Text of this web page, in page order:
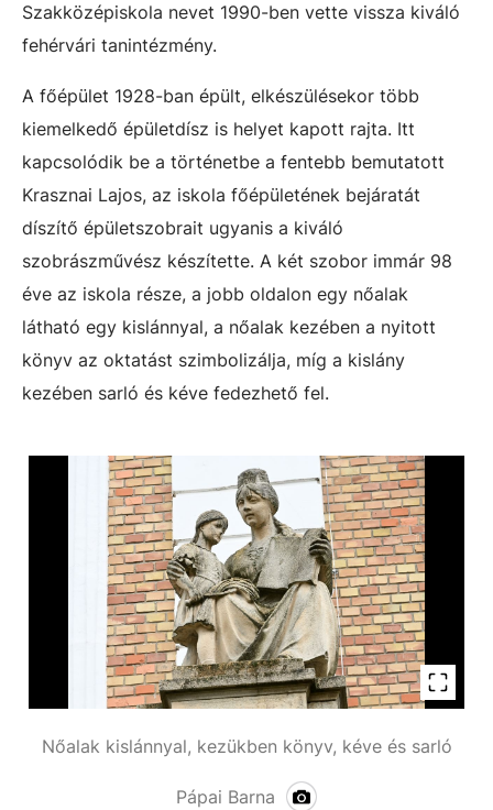
Szakközépiskola nevet 1990-ben vette vissza kiváló
fehérvári tanintézmény.
A főépület 1928-ban épült, elkészülésekor több
kiemelkedő épületdísz is helyet kapott rajta. Itt
kapcsolódik be a történetbe a fentebb bemutatott
Krasznai Lajos, az iskola főépületének bejáratát
díszítő épületszobrait ugyanis a kiváló
szobrászművész készítette. A két szobor immár 98
éve az iskola része, a jobb oldalon egy nőalak
látható egy kislánnyal, a nőalak kezében a nyitott
könyv az oktatást szimbolizálja, míg a kislány
kezében sarló és kéve fedezhető fel.
Nőalak kislánnyal, kezükben könyv, kéve és sarló
Pápai Barna